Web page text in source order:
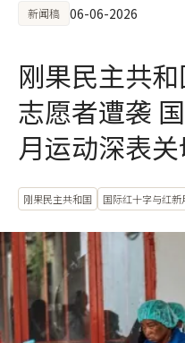
新闻稿 06-06-2026
刚果民主共
志愿者遭袭
月运动深表
刚果民主共和国 国际红十字与红新